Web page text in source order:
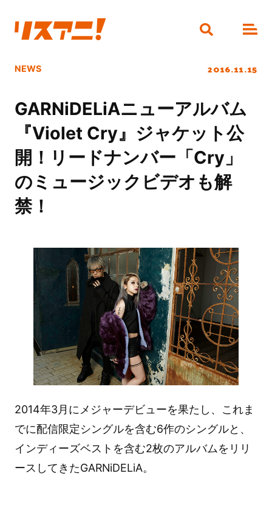
NEWS 2016.11.15
GARNiDELiAニューアルバム
『Violet Cry』ジャケット公
開！リードナンバー「Cry」
のミュージックビデオも解
禁！
2014年3月にメジャーデビューを果たし、これま
でに配信限定シングルを含む6作のシングルと、
インディーズベストを含む2枚のアルバムをリリ
ースしてきたGARNiDELiA。